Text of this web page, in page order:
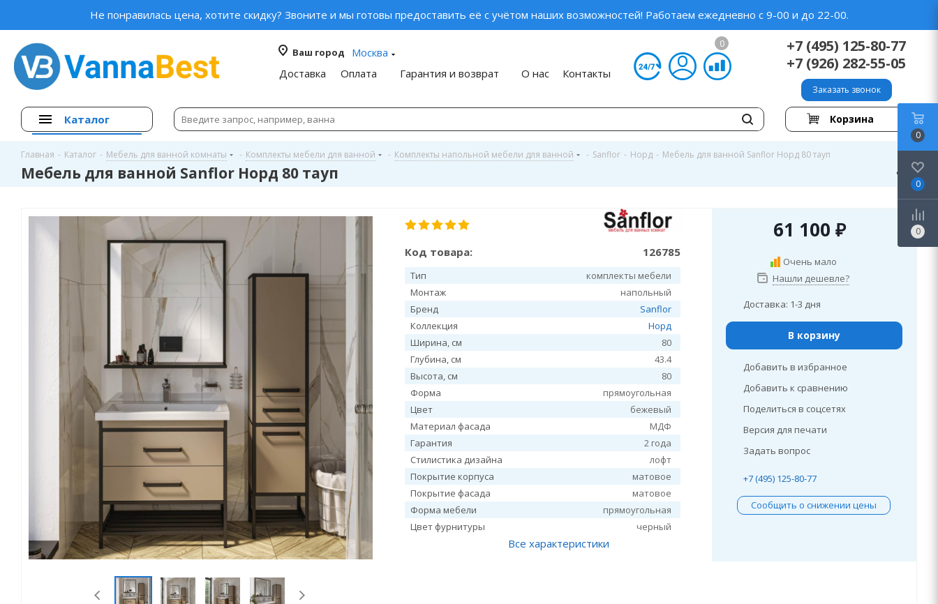
Не понравилась цена, хотите скидку? Звоните и мы готовы предоставить её с учётом наших возможностей! Работаем ежедневно с 9-00 и до 22-00.
Ваш город
Москва
Доставка
Оплата Гарантия и возврат О нас Контакты
0
+7 (495) 125-80-77
+7 (926) 282-55-05
Заказать звонок
Каталог Корзина
Главная - Каталог - Мебель для ванной комнаты - Комплекты мебели для ванной - Комплекты напольной мебели для ванной - Sanflor - Норд - Мебель для ванной Sanflor Норд 80 тауп
Мебель для ванной Sanflor Норд 80 тауп
Код товара: 126785
Тип
комплекты мебели
Монтаж
напольный
Бренд
Sanflor
Коллекция
Норд
Ширина, см
80
Глубина, см
43.4
Высота, см
80
Форма
прямоугольная
Цвет
бежевый
Материал фасада
МДФ
Гарантия
2 года
Стилистика дизайна
лофт
Покрытие корпуса
матовое
Покрытие фасада
матовое
Форма мебели
прямоугольная
Цвет фурнитуры
черный
Все характеристики
61 100 ₽
Очень мало
Нашли дешевле?
Доставка: 1-3 дня
В корзину
Добавить в избранное
Добавить к сравнению
Поделиться в соцсетях
Версия для печати
Задать вопрос
+7 (495) 125-80-77
Сообщить о снижении цены
0
0
0